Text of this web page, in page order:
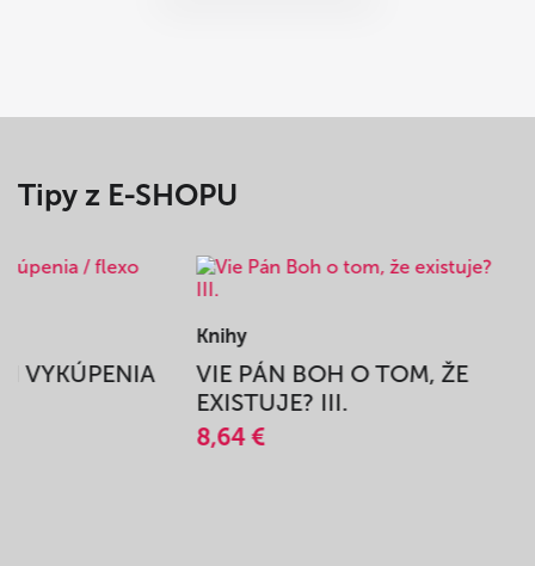
Tipy z E-SHOPU
VYKÚPENIA
Knihy
VIE PÁN BOH O TOM, ŽE
EXISTUJE? III.
8,64 €